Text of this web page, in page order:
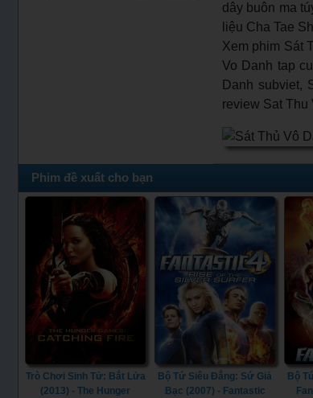
dây buôn ma
liệu Cha Tae
Xem phim Sát
Vo Danh tap
Danh subviet,
review Sat Thu
Phim đề xuất cho bạn
Trò Chơi Sinh Tử: Bắt Lửa
(2013) - The Hunger
Bộ Tứ Siêu Đẳng: Sứ Giả
Bạc (2007) - Fantastic
Bộ